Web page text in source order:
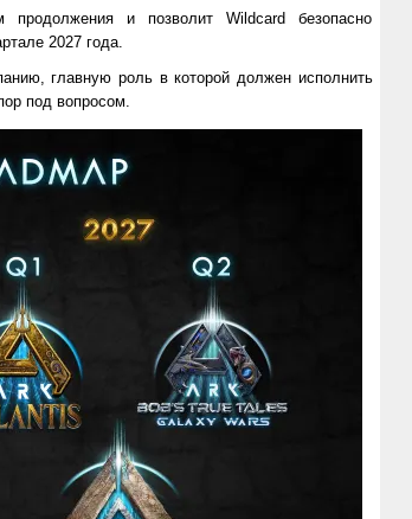
и позволит Wildcard безопасно
2027 года.
главную роль в которой должен исполнить
под вопросом.